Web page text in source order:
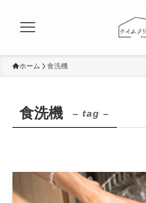
ホーム 食洗機
食洗機 – tag –